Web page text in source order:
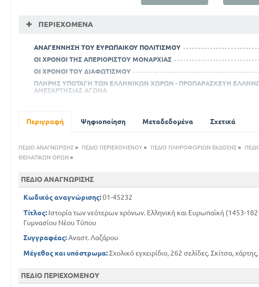
ΠΕΡΙΕΧΌΜΕΝΑ
ΑΝΑΓΕΝΝΗΣΗ ΤΟΥ ΕΥΡΩΠΑΙΚΟΥ ΠΟΛΙΤΙΣΜΟΥ
ΟΙ ΧΡΟΝΟΙ ΤΗΣ ΑΠΕΡΙΟΡΙΣΤΟΥ ΜΟΝΑΡΧΙΑΣ
ΟΙ ΧΡΟΝΟΙ ΤΟΥ ΔΙΑΦΩΤΙΣΜΟΥ
ΠΛΗΡΗΣ ΥΠΟΤΑΓΗ ΤΩΝ ΕΛΛΗΝΙΚΩΝ ΧΩΡΩΝ - ΠΡΟΠΑΡΑΣΚΕΥΗ
ΑΝΕΞΑΡΤΗΣΙΑΣ ΑΓΩΝΑ
Περιγραφή Ψηφιοποίηση Μεταδεδομένα Σχετικά
ΠΕΔΙΟ ΑΝΑΓΝΩΡΙΣΗΣ» ΠΕΔΙΟ ΠΕΡΙΕΧΟΜΕΝΟΥ» ΠΕΔΙΟ ΠΛΗΡΟΦΟΡΙΩΝ ΕΚΔΟΣΗΣ»
ΘΕΜΑΤΙΚΩΝ ΟΡΩΝ »
ΠΕΔΙΟ ΑΝΑΓΝΩΡΙΣΗΣ
Κωδικός αναγνώρισης:01-45232
Τίτλος:Ιστορία των νεότερων χρόνων. Ελληνική και Ευρωπαϊκή (1453-
Γυμνασίου Νέου Τύπου
Συγγραφέας:Αναστ. Λαζάρου
Μέγεθος και υπόστρωμα:Σχολικό εγχειρίδιο, 262 σελίδες. Σκίτσα,
ΠΕΔΙΟ ΠΕΡΙΕΧΟΜΕΝΟΥ